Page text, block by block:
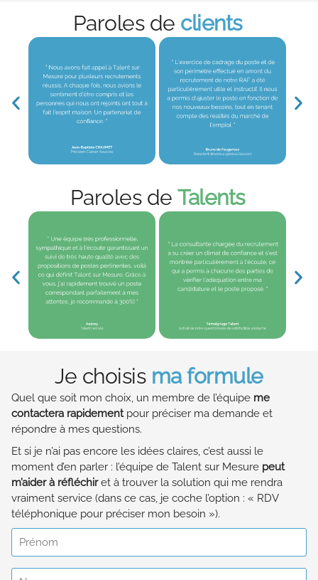
Paroles de clients
Paroles de Talents
Je choisis ma formule
Quel que soit mon choix, un membre de l’équipe me
contactera rapidementpour préciser ma demande et
répondre à mes questions.
Et si je n’ai pas encore les idées claires, c’est aussi le
moment d’en parler : l’équipe de Talent sur Mesure peut
m’aider à réfléchiret à trouver la solution qui me rendra
vraiment service (dans ce cas, je coche l’option : « RDV
téléphonique pour préciser mon besoin »).